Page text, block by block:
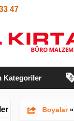
47
Kategoriler
Boyalar»